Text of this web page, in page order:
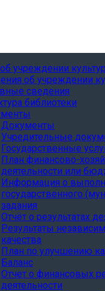
учреждении
об учреждении
сведения
библиотеки
Документы
Учредительные
Государственные
План финансово-
деятельности или
Информация о
государственного
задания
Отчёт о результатах
Результаты
качества
План по улучшению
Баланс
Отчет о финансовых
деятельности